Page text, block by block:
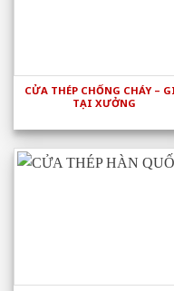
CỬA THÉP CHỐNG CHÁY –
TẠI XƯỞNG